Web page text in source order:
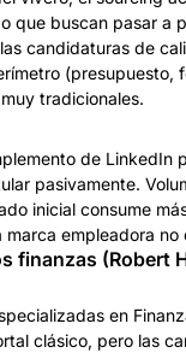
que buscan pasar a
candidaturas de
(presupuesto,
tradicionales.
de LinkedIn
pasivamente.
inicial consume
marca empleadora no
finanzas (Robert
en
clásico, pero las